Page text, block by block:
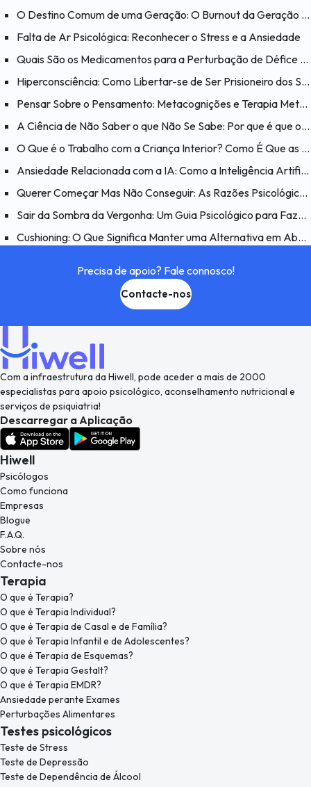
O Destino Comum de uma Geração: O Burnout da Geração Millennial
Falta de Ar Psicológica: Reconhecer o Stress e a Ansiedade
Quais São os Medicamentos para a Perturbação de Défice de Atenção e Hiperatividade (PHDA)?
Hiperconsciência: Como Libertar-se de Ser Prisioneiro dos Seus Próprios Pensamentos?
Pensar Sobre o Pensamento: Metacognições e Terapia Metacognitiva
A Ciência de Não Saber o que Não Se Sabe: Por que é que o Efeito Dunning-Kruger é Enganador?
O Que é o Trabalho com a Criança Interior? Como É Que as Feridas do Passado Afetam o Presente?
Ansiedade Relacionada com a IA: Como a Inteligência Artificial Afeta a Psicologia Humana?
Querer Começar Mas Não Conseguir: As Razões Psicológicas por Detrás do Problema “Quero Fazer Mas Não Consigo”
Sair da Sombra da Vergonha: Um Guia Psicológico para Fazer as Pazes consigo Mesmo
Cushioning: O Que Significa Manter uma Alternativa em Aberto num Relacionamento e Porquê?
Precisa de apoio? Fale connosco!
Contacte-nos
Com a infraestrutura da Hiwell, pode aceder a mais de 2000
especialistas para apoio psicológico, aconselhamento nutricional e
serviços de psiquiatria!
Descarregar a Aplicação
Hiwell
Psicólogos
Como funciona
Empresas
Blogue
F.A.Q.
Sobre nós
Contacte-nos
Terapia
O que é Terapia?
O que é Terapia Individual?
O que é Terapia de Casal e de Família?
O que é Terapia Infantil e de Adolescentes?
O que é Terapia de Esquemas?
O que é Terapia Gestalt?
O que é Terapia EMDR?
Ansiedade perante Exames
Perturbações Alimentares
Testes psicológicos
Teste de Stress
Teste de Depressão
Teste de Dependência de Álcool